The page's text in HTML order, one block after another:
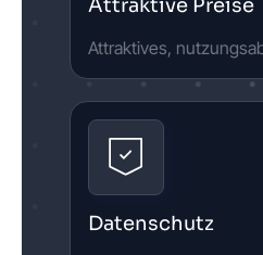
Attraktive Preise
Attraktives,
Datenschutz